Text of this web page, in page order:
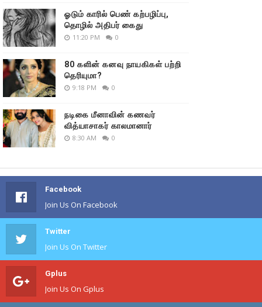
ஓடும் காரில் பெண் கற்பழிப்பு,
தொழில் அதிபர் கைது
11:20 PM 0
80 களின் கனவு நாயகிகள் பற்றி
தெரியுமா?
9:18 PM 0
நடிகை மீனாவின் கணவர்
வித்யாசாகர் காலமானார்
8:30 AM 0
Facebook
Join Us On Facebook
Twitter
Join Us On Twitter
Gplus
Join Us On Gplus